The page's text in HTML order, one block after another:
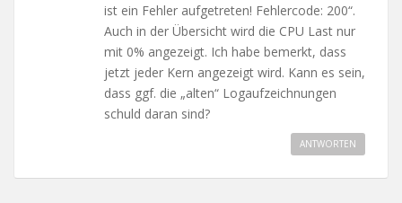
ist ein Fehler aufgetreten! Fehlercode: 200“.
Auch in der Übersicht wird die CPU Last nur
mit 0% angezeigt. Ich habe bemerkt, dass
jetzt jeder Kern angezeigt wird. Kann es sein,
dass ggf. die „alten“ Logaufzeichnungen
schuld daran sind?
ANTWORTEN